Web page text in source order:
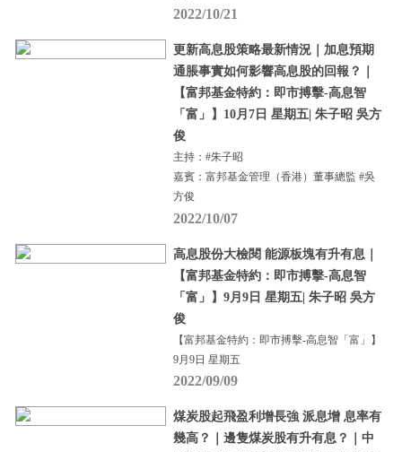
2022/10/21
更新高息股策略最新情況｜加息預期
通脹事實如何影響高息股的回報？｜
【富邦基金特約：即市搏擊-高息智
「富」】10月7日 星期五| 朱子昭 吳方
俊
主持：#朱子昭
嘉賓：富邦基金管理（香港）董事總監 #吳
方俊
2022/10/07
高息股份大檢閱 能源板塊有升有息｜
【富邦基金特約：即市搏擊-高息智
「富」】9月9日 星期五| 朱子昭 吳方
俊
【富邦基金特約：即市搏擊-高息智「富」】
9月9日 星期五
2022/09/09
煤炭股起飛盈利增長強 派息增 息率有
幾高？｜邊隻煤炭股有升有息？｜中